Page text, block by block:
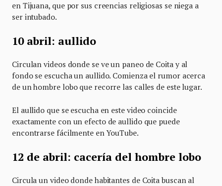
en Tijuana, que por sus creencias religiosas se niega a
ser intubado.
10 abril: aullido
Circulan videos donde se ve un paneo de Coita y al
fondo se escucha un aullido. Comienza el rumor acerca
de un hombre lobo que recorre las calles de este lugar.
El aullido que se escucha en este video coincide
exactamente con un efecto de aullido que puede
encontrarse fácilmente en YouTube.
12 de abril: cacería del hombre lobo
Circula un video donde habitantes de Coita buscan al